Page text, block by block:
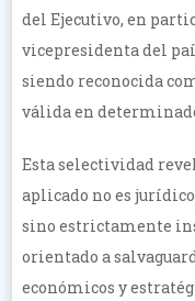
del Ejecutivo, en
vicepresidenta del
siendo reconocida
válida en
Esta selectividad
aplicado no es
sino estrictamente
orientado a
económicos y